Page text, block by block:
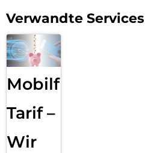
Verwandte Services
Mobilfunk
Tarif –
Wir